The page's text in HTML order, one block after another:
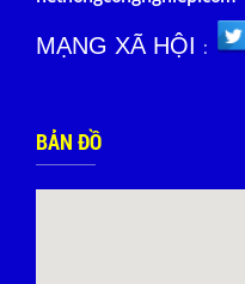
MẠNG XÃ HỘI :
BẢN ĐỒ